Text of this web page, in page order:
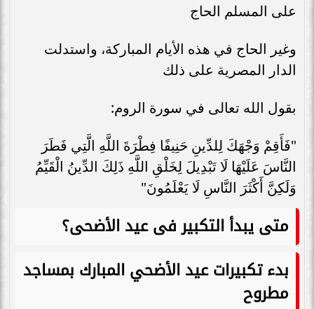
على المسلم الحاج
وغير الحاج في هذه الأيام المباركة، واستدلت
الدار المصرية على ذلك
بقول الله تعالى في سورة الروم:
"فَأَقِمْ وَجْهَكَ لِلدِّينِ حَنِيفًا فِطْرَةَ اللَّهِ الَّتِي فَطَرَ
النَّاسَ عَلَيْهَا لَا تَبْدِيلَ لِخَلْقِ اللَّهِ ذَلِكَ الدِّينُ الْقَيِّمُ
وَلَكِنَّ أَكْثَرَ النَّاسِ لَا يَعْلَمُونَ"
متى يبدأ التكبير فى عيد الأضحى؟
بدء تكبيرات عيد الأضحي المبارك بمساجد
مطروح